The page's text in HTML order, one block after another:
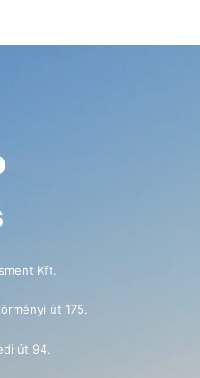
Kft.
út 175.
út 94.